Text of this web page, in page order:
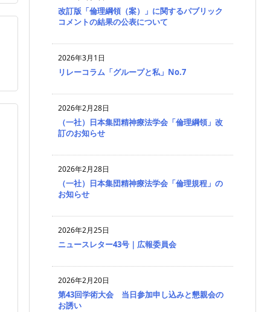
改訂版「倫理綱領（案）」に関するパブリック
コメントの結果の公表について
2026年3月1日
リレーコラム「グループと私」No.7
2026年2月28日
（一社）日本集団精神療法学会「倫理綱領」改
訂のお知らせ
2026年2月28日
（一社）日本集団精神療法学会「倫理規程」の
お知らせ
2026年2月25日
ニュースレター43号｜広報委員会
2026年2月20日
第43回学術大会 当日参加申し込みと懇親会の
お誘い